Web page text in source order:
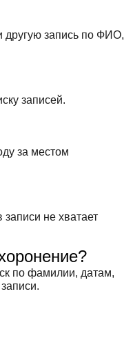
другую запись по ФИО,
записей.
за местом
не хватает
по фамилии, датам,